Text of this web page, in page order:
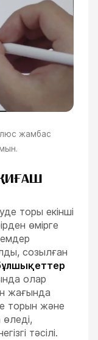
жамбас
торы екінші
өмірге
созылған
олар
жағында
торын және
тәсілі.